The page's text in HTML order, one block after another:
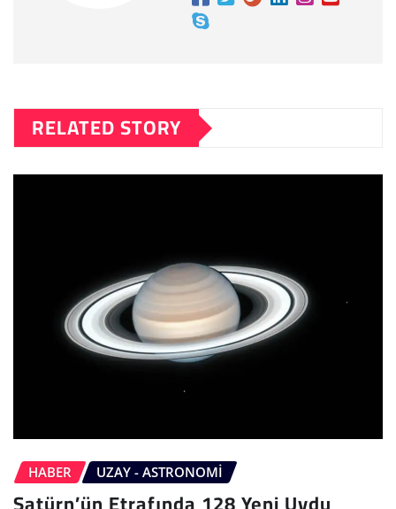
RELATED STORY
HABER UZAY - ASTRONOMI